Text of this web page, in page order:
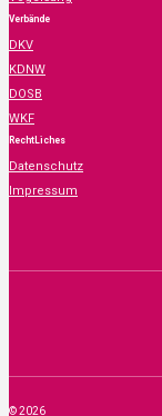
Verbände
DKV
KDNW
DOSB
WKF
RechtLiches
Datenschutz
Impressum
© 2026